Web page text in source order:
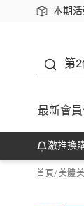
本期
下載
第
最新會
激推換
首頁/美體